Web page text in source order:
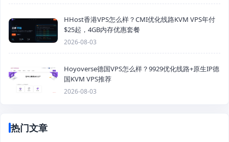
HHost香港VPS怎么样？CMI优化线路KVM VPS年付
$25起，4GB内存优惠套餐
2026-08-03
Hoyoverse德国VPS怎么样？9929优化线路+原生IP德
国KVM VPS推荐
2026-08-03
热门文章